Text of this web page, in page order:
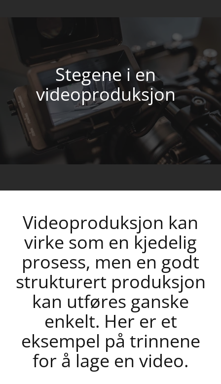
Stegene i en
videoproduksjon
Videoproduksjon kan
virke som en kjedelig
prosess, men en godt
strukturert produksjon
kan utføres ganske
enkelt. Her er et
eksempel på trinnene
for å lage en video.